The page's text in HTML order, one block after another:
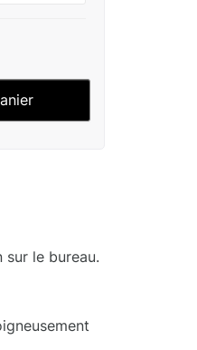
le bureau.